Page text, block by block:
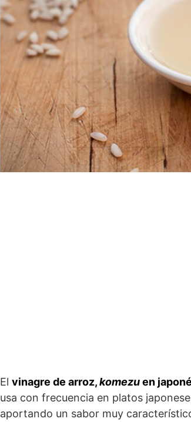
El vinagre de arroz,komezuen
usa con frecuencia en platos
aportando un sabor muy